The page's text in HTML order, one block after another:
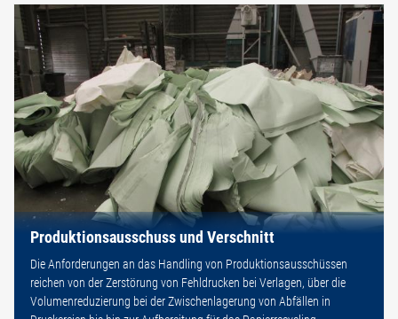
Produktionsausschuss und Verschnitt
Die Anforderungen an das Handling von Produktionsausschüssen
reichen von der Zerstörung von Fehldrucken bei Verlagen, über die
Volumenreduzierung bei der Zwischenlagerung von Abfällen in